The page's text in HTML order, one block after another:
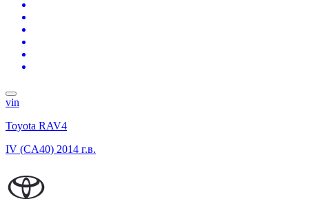
vin
Toyota RAV4
IV (CA40) 2014 г.в.